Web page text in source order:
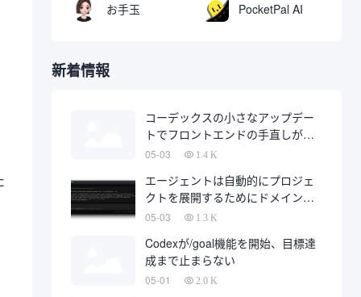
お手玉 PocketPal AI
新着情報
コーデックスの小さなアップデー
トでフロントエンドの手直しが半
分になるかもしれない
05-03 1.4 K
エージェントは自動的にプロジェ
クトを展開するためにドメイン名
を購入し、完全に自動化された開
て、多数の秋に上陸している。
05-03 1.3 K
Codexが/goal機能を開始、目標達
成まで止まらない
05-01 2.0 K